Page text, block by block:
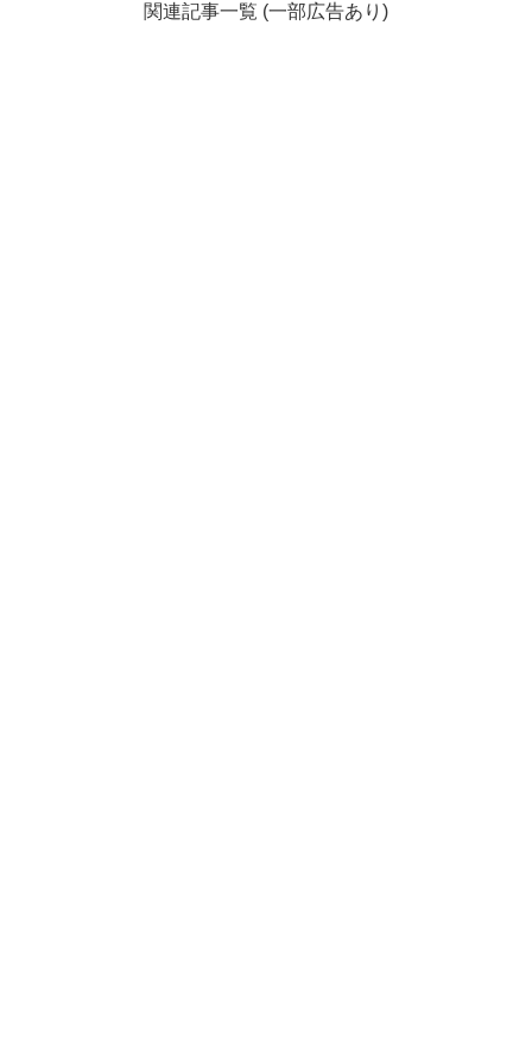
関連記事一覧 (一部広告あり)